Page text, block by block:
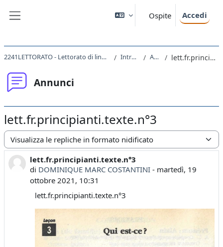
Ospite Accedi
2241LETTORATO - Lettorato di lingua francese I principianti 2021 Introduzione Annunci lett.fr.principianti.texte.n°3
Annunci
lett.fr.principianti.texte.n°3
Modalità visualizzazione
lett.fr.principianti.texte.n°3
di DOMINIQUE MARC COSTANTINI- martedì, 19
ottobre 2021, 10:31
Numero di risposte: 0
lett.fr.principianti.texte.n°3